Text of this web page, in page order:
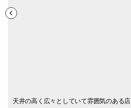
天井の高く広々としていて雰囲気のある店
鎌倉の時から使っている大谷石の什器。他
ディスプレイのバランスが絶妙で見せる収
洋館の大きな窓はそのまま使われいて、庭